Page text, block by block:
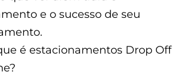
e o sucesso de seu
é estacionamentos Drop Off